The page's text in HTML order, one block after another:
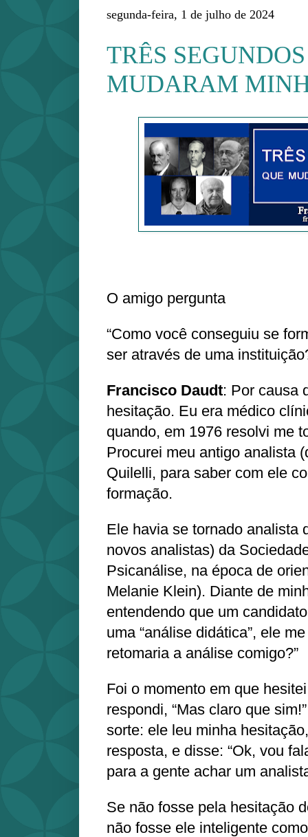
segunda-feira, 1 de julho de 2024
TRÊS
MUDARAM
O amigo pergunta
“Como você conseguiu se
ser através de uma
Francisco Daudt: Por causa
hesitação. Eu era médico
quando, em 1976 resolvi me
Procurei meu antigo analista
Quilelli, para saber com ele
formação.
Ele havia se tornado analista
novos analistas) da
Psicanálise, na época de
Melanie Klein). Diante de
entendendo que um
uma “análise didática”, ele
retomaria a análise comigo?”
Foi o momento em que
respondi, “Mas claro que
sorte: ele leu minha
resposta, e disse: “Ok, vou
para a gente achar um
Se não fosse pela hesitação
não fosse ele inteligente